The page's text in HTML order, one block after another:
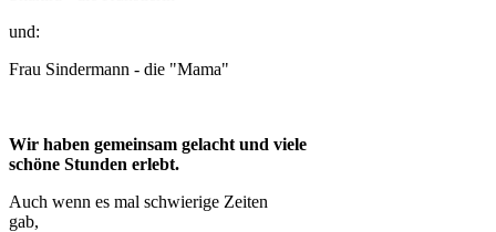
und:
Frau Sindermann - die "Mama"
Wir haben gemeinsam gelacht und viele
schöne Stunden erlebt.
Auch wenn es mal schwierige Zeiten
gab,